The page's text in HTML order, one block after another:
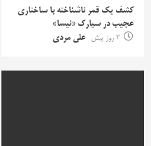
کشف یک قمر ناشناخته با ساختاری
عجیب در سیارک «نیسا»
2 روز پیش
علی مردی